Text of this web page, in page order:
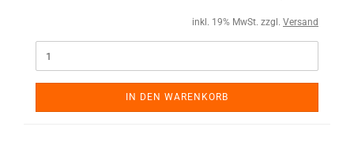
inkl. 19% MwSt. zzgl. Versand
IN DEN WARENKORB